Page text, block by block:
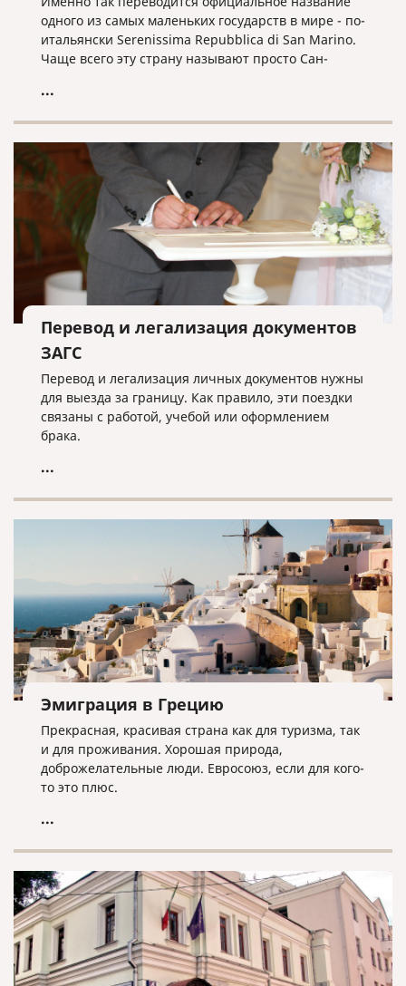
одного из самых маленьких государств в мире - по-
итальянски Serenissima Repubblica di San Marino.
Чаще всего эту страну называют просто Сан-
человек и площадью в 60,57 км², оно считается
...
Перевод и легализация документов
ЗАГС
Перевод и легализация личных документов нужны
для выезда за границу. Как правило, эти поездки
связаны с работой, учебой или оформлением
брака.
...
Эмиграция в Грецию
Прекрасная, красивая страна как для туризма, так
и для проживания. Хорошая природа,
доброжелательные люди. Евросоюз, если для кого-
то это плюс.
...